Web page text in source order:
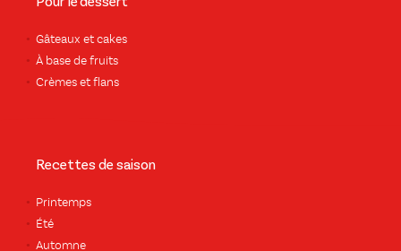
Gâteaux et cakes
À base de fruits
Crèmes et flans
Recettes de saison
Printemps
Été
Automne